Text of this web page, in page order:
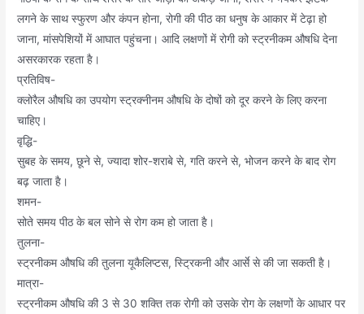
लगने के साथ स्फुरण और कंपन होना, रोगी की पीठ का धनुष के आकार में टेढ़ा हो
जाना, मांसपेशियों में आघात पहुंचना। आदि लक्षणों में रोगी को स्ट्रनीकम औषधि देना
असरकारक रहता है।
प्रतिविष-
क्लोरैल औषधि का उपयोग स्ट्रक्नीनम औषधि के दोषों को दूर करने के लिए करना
चाहिए।
वृद्धि-
सुबह के समय, छूने से, ज्यादा शोर-शराबे से, गति करने से, भोजन करने के बाद रोग
बढ़ जाता है।
शमन-
सोते समय पीठ के बल सोने से रोग कम हो जाता है।
तुलना-
स्ट्रनीकम औषधि की तुलना यूकैलिप्टस, स्ट्रिकनी और आर्से से की जा सकती है।
मात्रा-
स्ट्रनीकम औषधि की 3 से 30 शक्ति तक रोगी को उसके रोग के लक्षणों के आधार पर